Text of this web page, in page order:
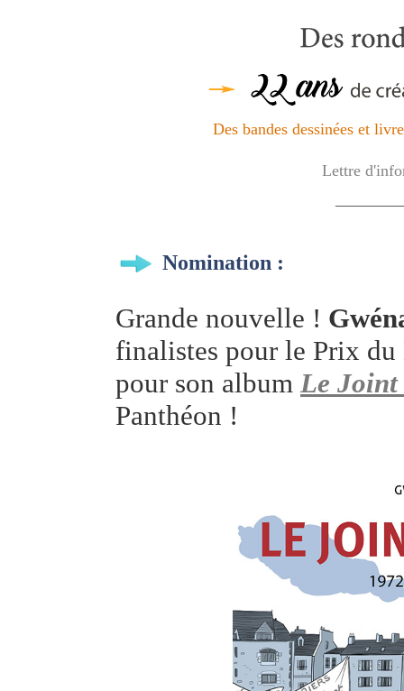
Des bandes dessinées et
Lettre
Nomination :
Grande nouvelle !
finalistes pour le Prix
pour son album Le
Panthéon !